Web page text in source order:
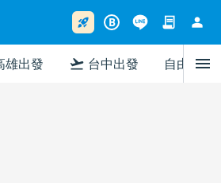
rocket_launch B contract person
雄出發 flight_takeoff 台中出發 自由行menu